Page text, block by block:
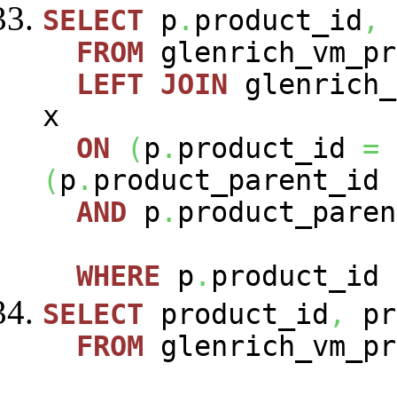
SELECT p . product_id ,
FROM
LEFT JOIN
x
ON
( p . product_id =
( p . product_parent_id
AND p .
WHERE p . product_id
SELECT product_id ,
FROM